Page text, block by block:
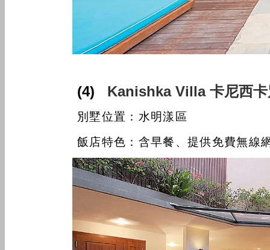
(4) Kanishka Villa 卡尼西卡
別墅位置：水明漾區
飯店特色：含早餐、提供免費無線